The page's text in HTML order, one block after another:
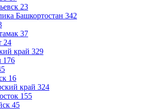
23
Башкортостан 342
37
24
край 329
176
16
край 324
155
45